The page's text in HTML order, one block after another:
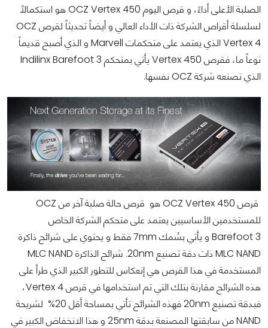
الصلبة الأعلى أداءً، و قرص اليوم OCZ Vertex 450 هو استكمالاً
لسلسلة أقراص الشركة ذات الأداء العالي و أيضاً تحديثاً لقرص OCZ
Vertex 4 الذي يعتمد على متحكمات Marvell و الذي أصبح قديماً
نوعاً ما، فقرص Vertex 450 يأتي بمتحكم Indilinx Barefoot 3
الذي تصنعه شركة OCZ نفسها.
قرص OCZ Vertex 450 هو قرص حالة صلبة آخر من OCZ
للمستخدمين الأساسيين يعتمد على متحكم الشركة الخاص
Barefoot 3 و يأتي بسُمك 7mm فقط و يحتوي على شرائح ذاكرة
MLC NAND ذات دقة تصنيع 20nm. شرائح الذاكرة MLC NAND
المستخدمة في هذا القرص هي إنعكاس للتطور الكبير الذي طرأ على
هذه الشرائح مقارنة بتلك التي تم استخدامها في قرص Vertex 4،
فبدقة تصنيع 20nm فهذه الشرائح تأتي بمساحة أقل 20% لشريحة
NAND من سابقتها المصنعة بدقة 25nm و هذا الانخفاض الكبير في